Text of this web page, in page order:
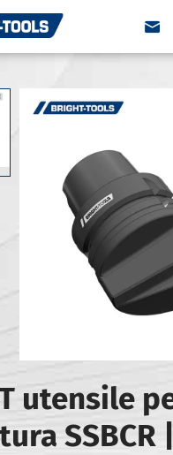

utensile
SSBCR |